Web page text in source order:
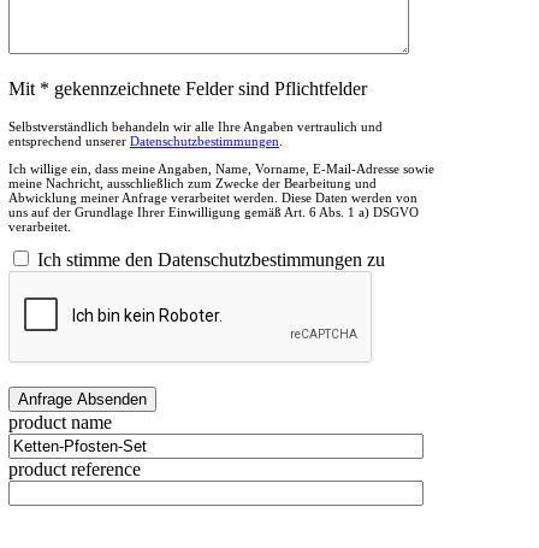
Mit * gekennzeichnete Felder sind Pflichtfelder
Selbstverständlich behandeln wir alle Ihre Angaben vertraulich und
entsprechend unserer Datenschutzbestimmungen
Ich willige ein, dass meine Angaben, Name, Vorname, E-Mail-Adresse sowie
meine Nachricht, ausschließlich zum Zwecke der Bearbeitung und
Abwicklung meiner Anfrage verarbeitet werden. Diese Daten werden von
uns auf der Grundlage Ihrer Einwilligung gemäß Art. 6 Abs. 1 a) DSGVO
verarbeitet.
Ich stimme den Datenschutzbestimmungen zu
product name
product reference